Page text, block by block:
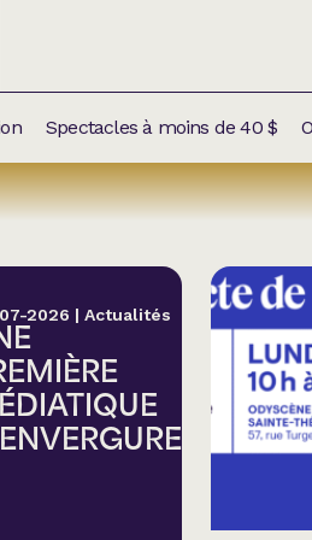
NOS
Humour
Spectacles à moins de 40 $
2026 | Actualités